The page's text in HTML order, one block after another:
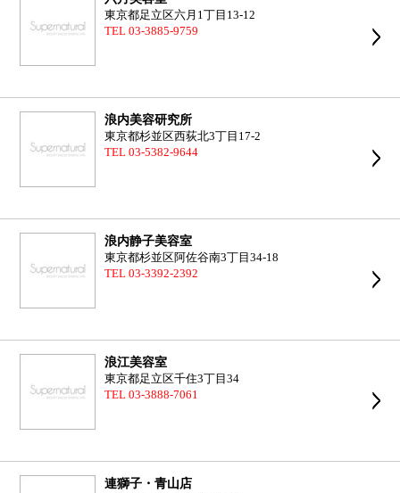
東京都足立区六月1丁目13-12
TEL 03-3885-9759
浪内美容研究所
東京都杉並区西荻北3丁目17-2
TEL 03-5382-9644
浪内静子美容室
東京都杉並区阿佐谷南3丁目34-18
TEL 03-3392-2392
浪江美容室
東京都足立区千住3丁目34
TEL 03-3888-7061
連獅子・青山店